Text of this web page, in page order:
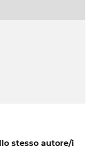
stesso autore/i